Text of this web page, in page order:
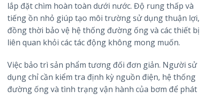
lắp đặt chìm hoàn toàn dưới nước. Độ rung thấp và
tiếng ồn nhỏ giúp tạo môi trường sử dụng thuận lợi,
đồng thời bảo vệ hệ thống đường ống và các thiết bị
liên quan khỏi các tác động không mong muốn.
Việc bảo trì sản phẩm tương đối đơn giản. Người sử
dụng chỉ cần kiểm tra định kỳ nguồn điện, hệ thống
đường ống và tình trạng vận hành của bơm để phát